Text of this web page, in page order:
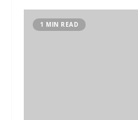
1 MIN READ